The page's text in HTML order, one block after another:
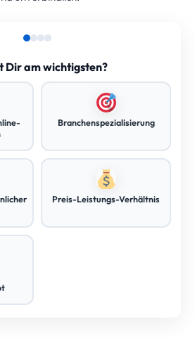
Dir am wichtigsten?
Branchenspezialisierung
Preis-Leistungs-Verhältnis